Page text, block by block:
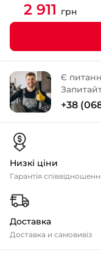
2 911 грн
Є
+38
Низкі ціни
Гарантія
Доставка
Доставка и самовивіз